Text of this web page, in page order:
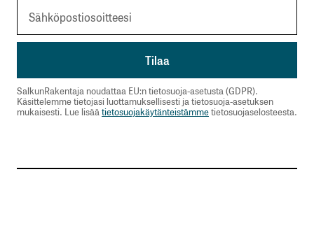
SalkunRakentaja noudattaa EU:n tietosuoja-asetusta (GDPR).
Käsittelemme tietojasi luottamuksellisesti ja tietosuoja-asetuksen
mukaisesti. Lue lisää tietosuojakäytänteistämmetietosuojaselosteesta.